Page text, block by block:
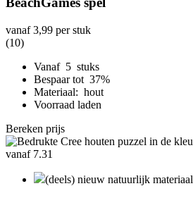
vanaf3,99 per stuk
(10)
Vanaf 5 stuks
Bespaar tot 37%
Materiaal: hout
Voorraad laden
Bereken prijs
(deels) nieuw natuurlijk materiaal